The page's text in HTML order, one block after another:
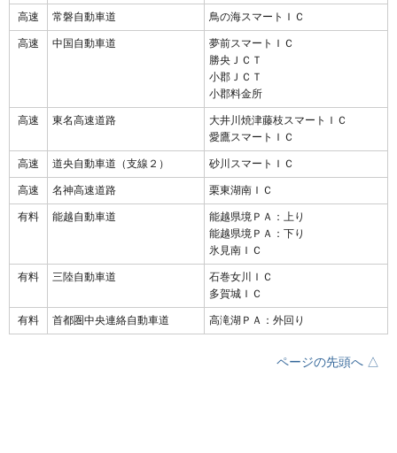
高速 常磐自動車道 鳥の海スマートＩＣ
高速 中国自動車道
夢前スマートＩＣ
勝央ＪＣＴ
小郡ＪＣＴ
小郡料金所
高速 東名高速道路
大井川焼津藤枝スマートＩＣ
愛鷹スマートＩＣ
高速 道央自動車道（支線２） 砂川スマートＩＣ
高速 名神高速道路 栗東湖南ＩＣ
有料 能越自動車道
能越県境ＰＡ：上り
能越県境ＰＡ：下り
氷見南ＩＣ
有料 三陸自動車道
石巻女川ＩＣ
多賀城ＩＣ
有料 首都圏中央連絡自動車道 高滝湖ＰＡ：外回り
ページの先頭へ △